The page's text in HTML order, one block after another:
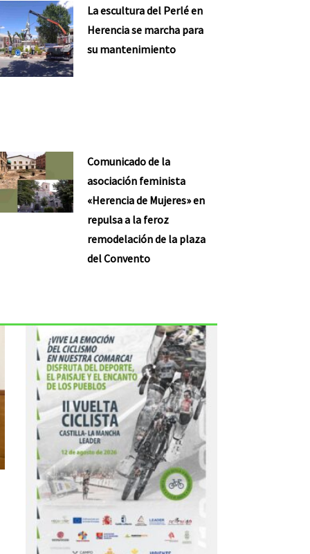
La escultura del Perlé en
Herencia se marcha para
su mantenimiento
Comunicado de la
asociación feminista
«Herencia de Mujeres» en
repulsa a la feroz
remodelación de la plaza
del Convento